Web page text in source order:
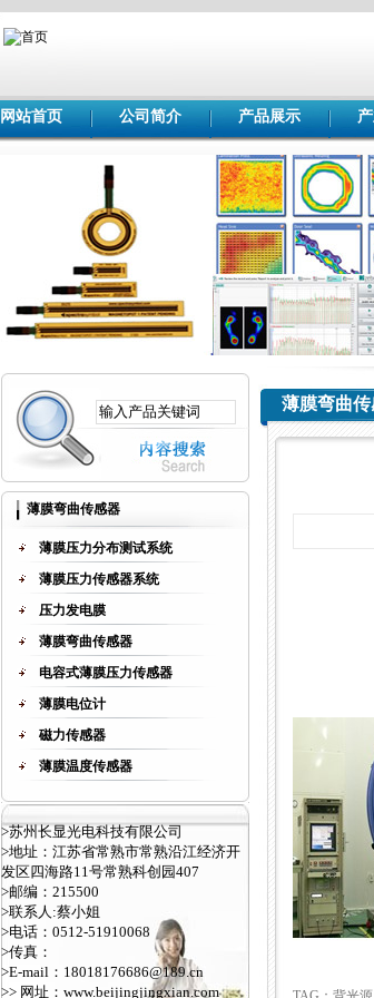
网站首页 公司简介 产品展示
薄膜弯曲传感器
薄膜压力分布测试系统
薄膜压力传感器系统
压力发电膜
薄膜弯曲传感器
电容式薄膜压力传感器
薄膜电位计
磁力传感器
薄膜温度传感器
>苏州长显光电科技有限公司
>地址：江苏省常熟市常熟沿江经济开
发区四海路11号常熟科创园407
>邮编：215500
>联系人:蔡小姐
>电话：0512-51910068
>传真：
>E-mail：18018176686@189.cn
>> 网址： www.beijingjingxian.com
薄膜弯曲